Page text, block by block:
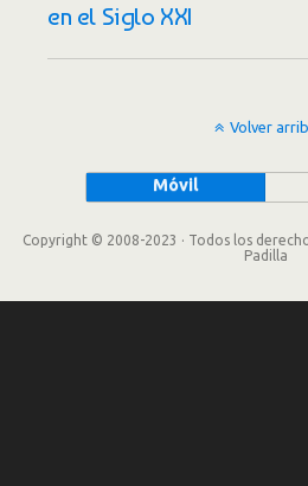
en el Siglo XXI
Volver
Móvil
Copyright © 2008-2023 · Todos los
Padilla